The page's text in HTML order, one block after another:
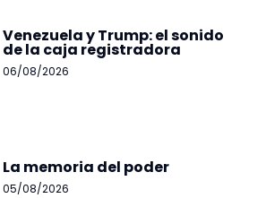
Venezuela y Trump: el sonido
de la caja registradora
06/08/2026
La memoria del poder
05/08/2026